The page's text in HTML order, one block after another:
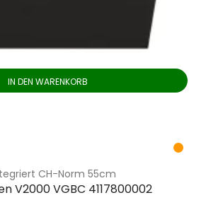
IN DEN WARENKORB
CH-Norm 55cm
V2000 VGBC 4117800002